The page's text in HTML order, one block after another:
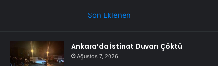
Son Eklenen
Ankara’da İstinat Duvarı Çöktü
Ağustos 7, 2026